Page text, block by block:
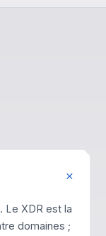
Le XDR est la
domaines ;